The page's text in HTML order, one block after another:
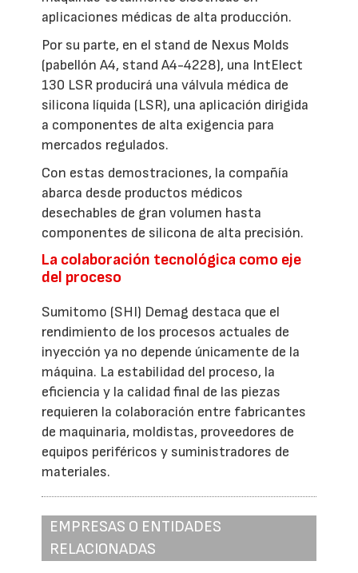
aplicaciones médicas de alta producción.
Por su parte, en el stand de Nexus Molds
(pabellón A4, stand A4-4228), una IntElect
130 LSR producirá una válvula médica de
silicona líquida (LSR), una aplicación dirigida
a componentes de alta exigencia para
mercados regulados.
Con estas demostraciones, la compañía
abarca desde productos médicos
desechables de gran volumen hasta
componentes de silicona de alta precisión.
La colaboración tecnológica como eje
del proceso
Sumitomo (SHI) Demag destaca que el
rendimiento de los procesos actuales de
inyección ya no depende únicamente de la
máquina. La estabilidad del proceso, la
eficiencia y la calidad final de las piezas
requieren la colaboración entre fabricantes
de maquinaria, moldistas, proveedores de
equipos periféricos y suministradores de
materiales.
EMPRESAS O ENTIDADES
RELACIONADAS